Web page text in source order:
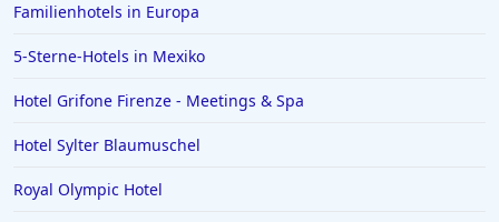
Familienhotels in Europa
5-Sterne-Hotels in Mexiko
Hotel Grifone Firenze - Meetings & Spa
Hotel Sylter Blaumuschel
Royal Olympic Hotel